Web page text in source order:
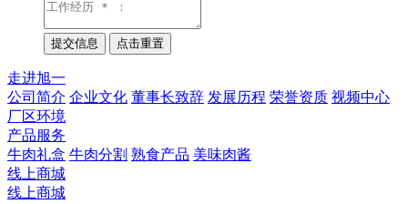
走进旭一
公司简介 企业文化 董事长致辞 发展历程 荣誉资质 视频中心
厂区环境
产品服务
牛肉礼盒 牛肉分割 熟食产品 美味肉酱
线上商城
线上商城